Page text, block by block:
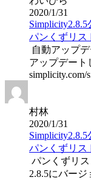
2020/1/31
パンくずリス
自動アップ
アップデート
simplicity.com/
村林
2020/1/31
パンくずリス
パンくずリ
2.8.5にバー